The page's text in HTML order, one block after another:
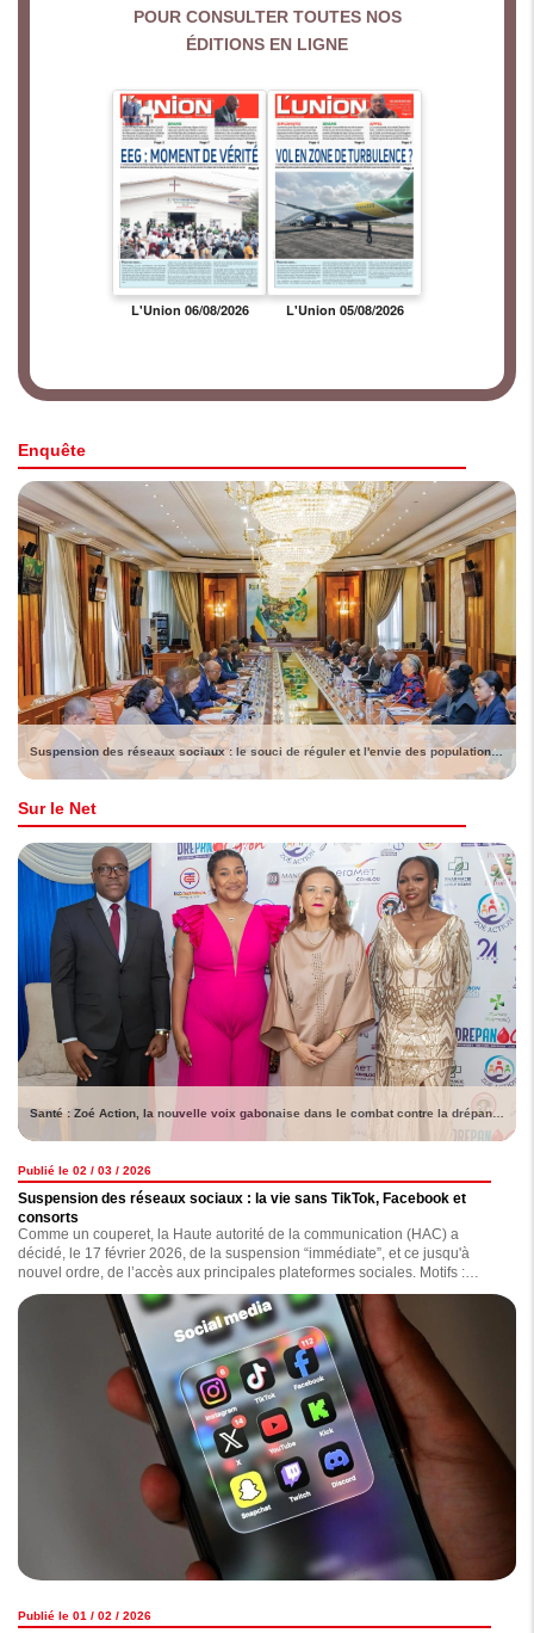
POUR CONSULTER TOUTES NOS
ÉDITIONS EN LIGNE
Enquête
Sur le Net
Suspension des réseaux sociaux : le souci de réguler et l'envie des populations de voir lever la sanction
Santé : Zoé Action, la nouvelle voix gabonaise dans le combat contre la drépanocytose
Publié le 02 / 03 / 2026
Suspension des réseaux sociaux : la vie sans TikTok, Facebook et
consorts
Comme un couperet, la Haute autorité de la communication (HAC) a
décidé, le 17 février 2026, de la suspension “immédiate”, et ce jusqu'à
nouvel ordre, de l’accès aux principales plateformes sociales. Motifs :
diffusion de contenus jugés “inappropriés, diffamatoires, haineux ou
injurieux”. Depuis lors, comment la population vit-elle cette situation ?
Publié le 01 / 02 / 2026